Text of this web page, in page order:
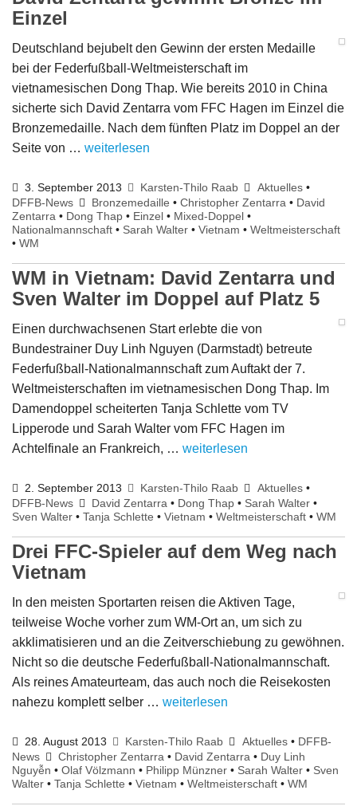
Einzel
Deutschland bejubelt den Gewinn der ersten Medaille
bei der Federfußball-Weltmeisterschaft im
vietnamesischen Dong Thap. Wie bereits 2010 in China
sicherte sich David Zentarra vom FFC Hagen im Einzel die
Bronzemedaille. Nach dem fünften Platz im Doppel an der
Seite von … weiterlesen
3. September 2013 Karsten-Thilo Raab Aktuelles•
DFFB-News
Bronzemedaille •Christopher Zentarra • David
Zentarra • Dong Thap • Einzel • Mixed-Doppel •
Nationalmannschaft • Sarah Walter • Vietnam • Weltmeisterschaft
• WM
WM in Vietnam: David Zentarra und
Sven Walter im Doppel auf Platz 5
Einen durchwachsenen Start erlebte die von
Bundestrainer Duy Linh Nguyen (Darmstadt) betreute
Federfußball-Nationalmannschaft zum Auftakt der 7.
Weltmeisterschaften im vietnamesischen Dong Thap. Im
Damendoppel scheiterten Tanja Schlette vom TV
Lipperode und Sarah Walter vom FFC Hagen im
Achtelfinale an Frankreich, … weiterlesen
2. September 2013 Karsten-Thilo Raab Aktuelles•
DFFB-News
David Zentarra • Dong Thap • Sarah Walter •
Sven Walter • Tanja Schlette • Vietnam • Weltmeisterschaft • WM
Drei FFC-Spieler auf dem Weg nach
Vietnam
In den meisten Sportarten reisen die Aktiven Tage,
teilweise Woche vorher zum WM-Ort an, um sich zu
akklimatisieren und an die Zeitverschiebung zu gewöhnen.
Nicht so die deutsche Federfußball-Nationalmannschaft.
Als reines Amateurteam, das auch noch die Reisekosten
nahezu komplett selber … weiterlesen
28. August 2013 Karsten-Thilo Raab Aktuelles• DFFB-
News
Christopher Zentarra • David Zentarra • Duy Linh
Nguyễn • Olaf Völzmann • Philipp Münzner • Sarah Walter • Sven
Walter • Tanja Schlette • Vietnam • Weltmeisterschaft • WM